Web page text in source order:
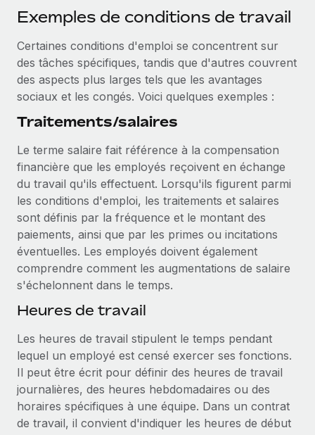
Exemples de conditions de travail
Certaines conditions d'emploi se concentrent sur
des tâches spécifiques, tandis que d'autres couvrent
des aspects plus larges tels que les avantages
sociaux et les congés. Voici quelques exemples :
Traitements/salaires
Le terme salaire fait référence à la compensation
financière que les employés reçoivent en échange
du travail qu'ils effectuent. Lorsqu'ils figurent parmi
les conditions d'emploi, les traitements et salaires
sont définis par la fréquence et le montant des
paiements, ainsi que par les primes ou incitations
éventuelles. Les employés doivent également
comprendre comment les augmentations de salaire
s'échelonnent dans le temps.
Heures de travail
Les heures de travail stipulent le temps pendant
lequel un employé est censé exercer ses fonctions.
Il peut être écrit pour définir des heures de travail
journalières, des heures hebdomadaires ou des
horaires spécifiques à une équipe. Dans un contrat
de travail, il convient d'indiquer les heures de début